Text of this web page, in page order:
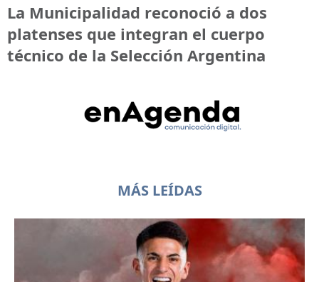
La Municipalidad reconoció a dos
platenses que integran el cuerpo
técnico de la Selección Argentina
MÁS LEÍDAS